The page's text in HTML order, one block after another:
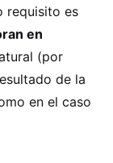
requisito es
en
(por
de la
en el caso